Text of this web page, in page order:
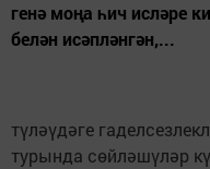
генә моңа һич исләре
белән исәпләнгән,...
түләүдәге
турында сөйләшүләр